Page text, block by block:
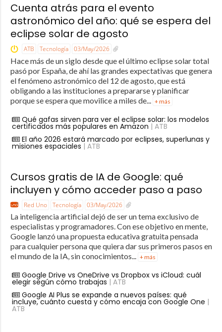
Cuenta atrás para el evento
astronómico del año: qué se espera del
eclipse solar de agosto
ATB Tecnología 03/May/2026
Hace más de un siglo desde que el último eclipse solar total
pasó por España, de ahí las grandes expectativas que genera
el fenómeno astronómico del 12 de agosto, que está
obligando a las instituciones a prepararse y planificar
porque se espera que movilice a miles de...
+ más
Qué gafas sirven para ver el eclipse solar: los modelos
certificados más populares en Amazon | ATB
El año 2026 estará marcado por eclipses, superlunas y
misiones espaciales | ATB
Cursos gratis de IA de Google: qué
incluyen y cómo acceder paso a paso
Red Uno Tecnología 03/May/2026
La inteligencia artificial dejó de ser un tema exclusivo de
especialistas y programadores. Con ese objetivo en mente,
Google lanzó una propuesta educativa gratuita pensada
para cualquier persona que quiera dar sus primeros pasos en
el mundo de la IA, sin conocimientos... + más
Google Drive vs OneDrive vs Dropbox vs iCloud: cuál
elegir según cómo trabajas | ATB
Google AI Plus se expande a nuevos países: qué
incluye, cuánto cuesta y cómo encaja con Google One |
ATB